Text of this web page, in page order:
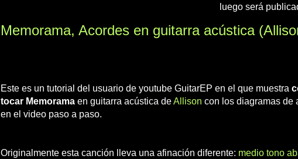
luego será
Memorama, Acordes en guitarra acústica
Este es un tutorial del usuario de youtube GuitarEP en el que muestra
tocar Memorama en guitarra acústica deAllison con los diagramas de
en el video paso a paso.
Originalmente esta canción lleva una afinación diferente: medio tono